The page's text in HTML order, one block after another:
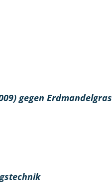
gegen Erdmandelgras